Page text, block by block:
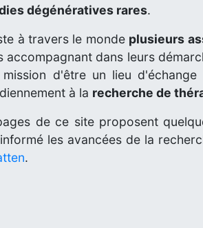
dégénératives rares.
à travers le monde plusieurs
accompagnant dans leurs
d'être un lieu
à la recherche de
de ce site proposent
les avancées de la
.